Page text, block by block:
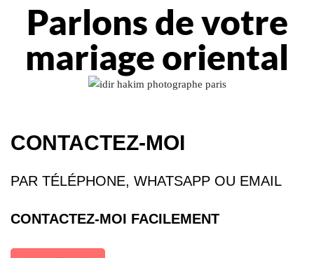
Parlons de votre
mariage oriental
CONTACTEZ-MOI
PAR TÉLÉPHONE, WHATSAPP OU EMAIL
CONTACTEZ-MOI FACILEMENT